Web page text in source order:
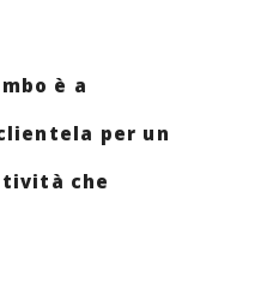
è a
per un
che